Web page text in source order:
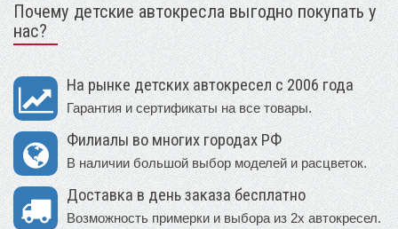
Почему детские автокресла выгодно покупать у
нас?
На рынке детских автокресел с 2006 года
Гарантия и сертификаты на все товары.
Филиалы во многих городах РФ
В наличии большой выбор моделей и расцветок.
Доставка в день заказа бесплатно
Возможность примерки и выбора из 2х автокресел.